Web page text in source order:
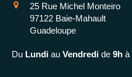
25 Rue Michel Monteiro
97122 Baie-Mahault
Guadeloupe
Du Lundi au Vendredi de 9h à